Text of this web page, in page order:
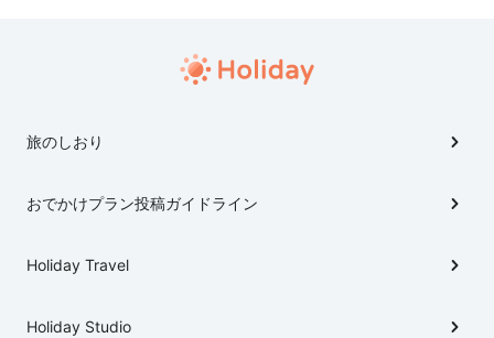
旅のしおり
おでかけプラン投稿ガイドライン
Holiday Travel
Holiday Studio